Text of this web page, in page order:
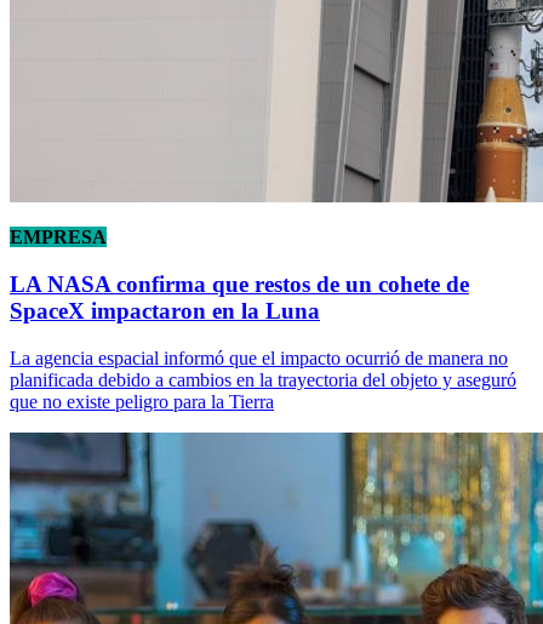
EMPRESA
LA NASA confirma que restos de un cohete de
SpaceX impactaron en la Luna
La agencia espacial informó que el impacto ocurrió de manera no
planificada debido a cambios en la trayectoria del objeto y aseguró
que no existe peligro para la Tierra